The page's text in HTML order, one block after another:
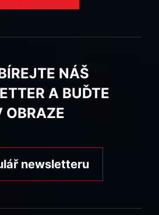
NÁŠ
A BUĎTE
OBRAZE
newsletteru